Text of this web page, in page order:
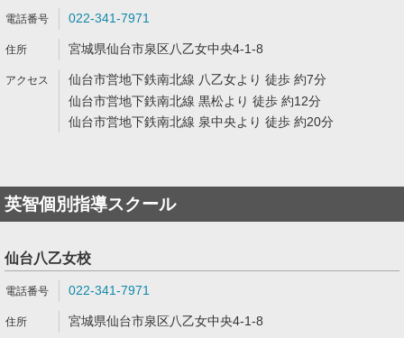
022-341-7971
宮城県仙台市泉区八乙女中央4-1-8
仙台市営地下鉄南北線 八乙女より 徒歩 約7分
仙台市営地下鉄南北線 黒松より 徒歩 約12分
仙台市営地下鉄南北線 泉中央より 徒歩 約20分
英智個別指導スクール
仙台八乙女校
022-341-7971
宮城県仙台市泉区八乙女中央4-1-8